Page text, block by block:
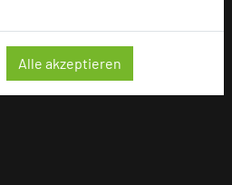
Alle akzeptieren